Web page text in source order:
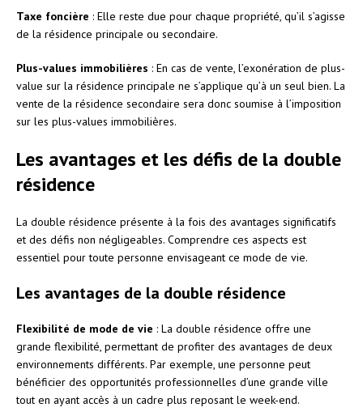
Taxe foncière : Elle reste due pour chaque propriété, qu’il s’agisse
de la résidence principale ou secondaire.
Plus-values immobilières : En cas de vente, l’exonération de plus-
value sur la résidence principale ne s’applique qu’à un seul bien. La
vente de la résidence secondaire sera donc soumise à l’imposition
sur les plus-values immobilières.
Les avantages et les défis de la double
résidence
La double résidence présente à la fois des avantages significatifs
et des défis non négligeables. Comprendre ces aspects est
essentiel pour toute personne envisageant ce mode de vie.
Les avantages de la double résidence
Flexibilité de mode de vie : La double résidence offre une
grande flexibilité, permettant de profiter des avantages de deux
environnements différents. Par exemple, une personne peut
bénéficier des opportunités professionnelles d’une grande ville
tout en ayant accès à un cadre plus reposant le week-end.